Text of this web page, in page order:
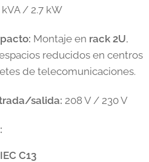
kVA / 2.7 kW
Montaje en rack 2U,
reducidos en centros
de telecomunicaciones.
salida: 208 V / 230 V
IEC C13